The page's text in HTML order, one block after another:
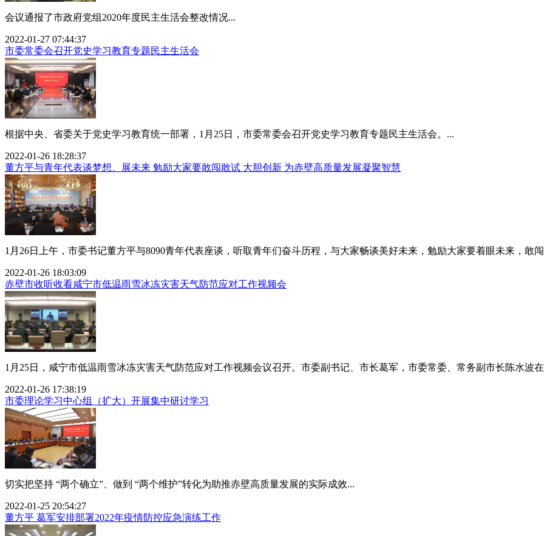
会议通报了市政府党组2020年度民主生活会整改情况...
2022-01-27 07:44:37
市委常委会召开党史学习教育专题民主生活会
根据中央、省委关于党史学习教育统一部署，1月25日，市委常委会召开党史学习教育专题民主生活会。...
2022-01-26 18:28:37
董方平与青年代表谈梦想、展未来 勉励大家要敢闯敢试 大胆创新 为赤壁高质量发展凝聚智慧
1月26日上午，市委书记董方平与8090青年代表座谈，听取青年们奋斗历程，与大家畅谈美好未来，勉励大家要着眼未来，敢
2022-01-26 18:03:09
赤壁市收听收看咸宁市低温雨雪冰冻灾害天气防范应对工作视频会
1月25日，咸宁市低温雨雪冰冻灾害天气防范应对工作视频会议召开。市委副书记、市长葛军，市委常委、常务副市长陈水波
2022-01-26 17:38:19
市委理论学习中心组（扩大）开展集中研讨学习
切实把坚持 “两个确立”、做到 “两个维护”转化为助推赤壁高质量发展的实际成效...
2022-01-25 20:54:27
董方平 葛军安排部署2022年疫情防控应急演练工作